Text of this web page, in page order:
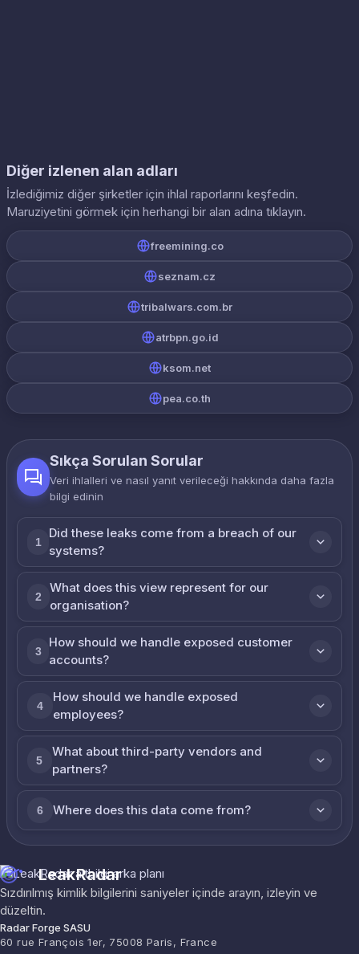
Diğer izlenen alan adları
İzlediğimiz diğer şirketler için ihlal raporlarını keşfedin.
Maruziyetini görmek için herhangi bir alan adına tıklayın.
freemining.co
seznam.cz
tribalwars.com.br
atrbpn.go.id
ksom.net
pea.co.th
Sıkça Sorulan Sorular
Veri ihlalleri ve nasıl yanıt verileceği hakkında daha fazla
bilgi edinin
1
Did these leaks come from a breach of our
systems?
2
What does this view represent for our
organisation?
3
How should we handle exposed customer
accounts?
4
How should we handle exposed
employees?
5
What about third-party vendors and
partners?
6 Where does this data come from?
LeakRadar
Sızdırılmış kimlik bilgilerini saniyeler içinde arayın, izleyin ve
düzeltin.
Radar Forge SASU
60 rue François 1er, 75008 Paris, France